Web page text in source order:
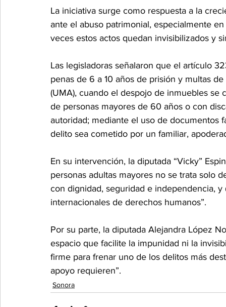
La iniciativa surge como respuesta a la
ante el abuso patrimonial, especialmente
veces estos actos quedan invisibilizados y
Las legisladoras señalaron que el artículo
penas de 6 a 10 años de prisión y multas
(UMA), cuando el despojo de inmuebles se
de personas mayores de 60 años o con
autoridad; mediante el uso de documentos
delito sea cometido por un familiar,
En su intervención, la diputada “Vicky”
personas adultas mayores no se trata solo
con dignidad, seguridad e independencia,
internacionales de derechos humanos”.
Por su parte, la diputada Alejandra López
espacio que facilite la impunidad ni la
firme para frenar uno de los delitos más
apoyo requieren”.
Sonora